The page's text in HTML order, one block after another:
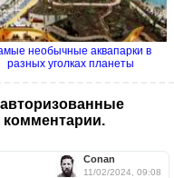
необычные аквапарки в
разных уголках планеты
комментарии.
Conan
11/02/2024, 09:08